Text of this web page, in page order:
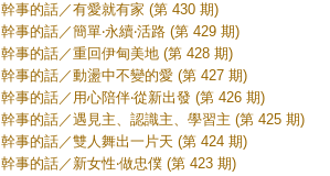
幹事的話／有愛就有家 (第 430 期)
幹事的話／簡單‧永續‧活路 (第 429 期)
幹事的話／重回伊甸美地 (第 428 期)
幹事的話／動盪中不變的愛 (第 427 期)
幹事的話／用心陪伴‧從新出發 (第 426 期)
幹事的話／遇見主、認識主、學習主 (第 425 期)
幹事的話／雙人舞出一片天 (第 424 期)
幹事的話／新女性‧做忠僕 (第 423 期)